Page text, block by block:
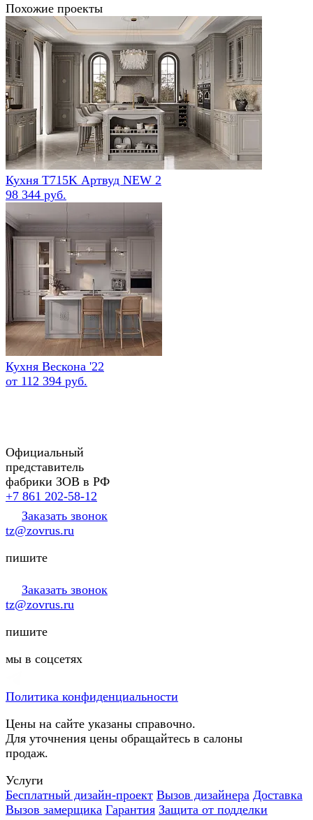
Похожие проекты
Кухня Т715K Артвуд NEW 2
98 344 руб.
Кухня Вескона '22
от 112 394 руб.
Официальный
представитель
фабрики ЗОВ в РФ
+7 861 202-58-12
Заказать звонок
tz@zovrus.ru
пишите
Заказать звонок
tz@zovrus.ru
пишите
мы в соцсетях
Политика конфиденциальности
Цены на сайте указаны справочно.
Для уточнения цены обращайтесь в салоны
продаж.
Услуги
Бесплатный дизайн-проект Вызов дизайнера Доставка
Вызов замерщика Гарантия Защита от подделки